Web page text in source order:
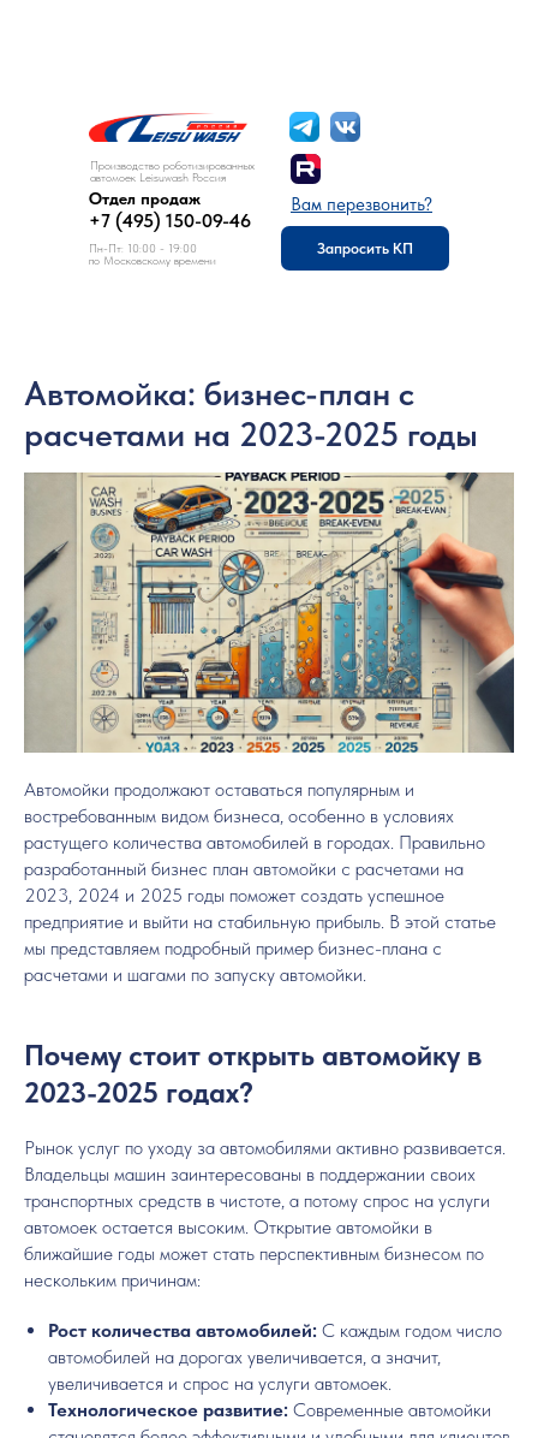
Производство роботизированных
автомоек Leisuwash Россия
+7 (495) 150-09-46
Отдел продаж
Пн-Пт: 10:00 - 19:00
по Московскому времени
Вам перезвонить?
Запросить КП
Автомойка: бизнес-план с
расчетами на 2023-2025 годы
Автомойки продолжают оставаться популярным и
востребованным видом бизнеса, особенно в условиях
растущего количества автомобилей в городах. Правильно
разработанный бизнес план автомойки с расчетами на
2023, 2024 и 2025 годы поможет создать успешное
предприятие и выйти на стабильную прибыль. В этой статье
мы представляем подробный пример бизнес-плана с
расчетами и шагами по запуску автомойки.
Почему стоит открыть автомойку в
2023-2025 годах?
Рынок услуг по уходу за автомобилями активно развивается.
Владельцы машин заинтересованы в поддержании своих
транспортных средств в чистоте, а потому спрос на услуги
автомоек остается высоким. Открытие автомойки в
ближайшие годы может стать перспективным бизнесом по
нескольким причинам:
Рост количества автомобилей: С каждым годом число
автомобилей на дорогах увеличивается, а значит,
увеличивается и спрос на услуги автомоек.
Технологическое развитие: Современные автомойки